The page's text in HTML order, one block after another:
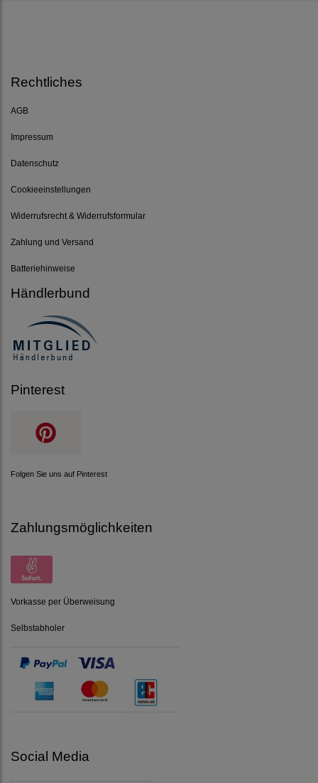
Rechtliches
AGB
Impressum
Datenschutz
Cookieeinstellungen
Widerrufsrecht & Widerrufsformular
Zahlung und Versand
Batteriehinweise
Händlerbund
Pinterest
Folgen Sie uns auf Pinterest
Zahlungsmöglichkeiten
Vorkasse per Überweisung
Selbstabholer
Social Media